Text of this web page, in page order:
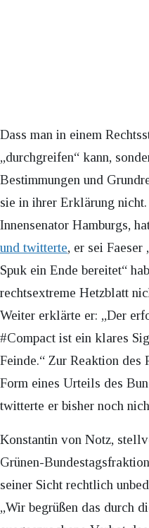
Dass man in einem
„durchgreifen“ kann,
Bestimmungen und
sie in ihrer Erklärung
Innensenator Hamburgs,
und twitterte, er sei Faeser
Spuk ein Ende bereitet“
rechtsextreme Hetzblatt
Weiter erklärte er: „Der
#Compact ist ein klares
Feinde.“ Zur Reaktion des
Form eines Urteils des
twitterte er bisher noch
Konstantin von Notz,
Grünen-
seiner Sicht rechtlich
„Wir begrüßen das durch